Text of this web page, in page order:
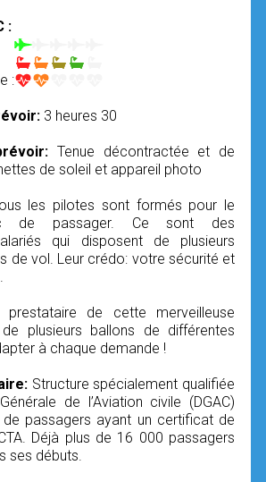
:
:
3 heures 30
Tenue décontractée et de
de soleil et appareil photo
les pilotes sont formés pour le
de passager. Ce sont des
qui disposent de plusieurs
de vol. Leur crédo: votre sécurité et
prestataire de cette merveilleuse
plusieurs ballons de différentes
à chaque demande !
Structure spécialement qualifiée
de l’Aviation civile (DGAC)
passagers ayant un certificat de
Déjà plus de 16 000 passagers
ses débuts.